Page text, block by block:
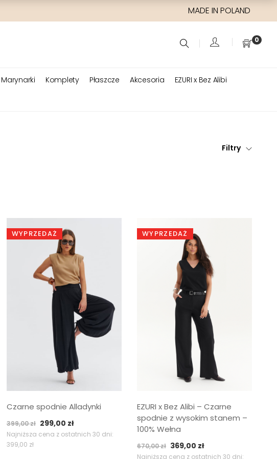
MADE IN POLAND
0
Marynarki Komplety Płaszcze Akcesoria
EZURI x Bez Alibi
Filtry
WYPRZEDAŻ
Czarne spodnie Alladynki
399,00zł Pierwotna
cena
299,00 złAktualna
cena
Najniższa cena z ostatnich 30 dni:
399,00 zł
WYPRZEDAŻ
EZURI x Bez Alibi – Czarne
spodnie z wysokim stanem –
100% Wełna
670,00zł Pierwotna
cena
369,00 złAktualna
cena
Najniższa cena z ostatnich 30 dni: